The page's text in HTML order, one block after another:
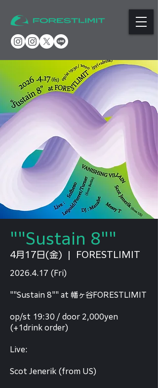
""Sustain 8""
4月17日(金) FORESTLIMIT
2026.4.17 (Fri)
""Sustain 8"" at 幡ヶ谷FORESTLIMIT
op/st 19:30 / door 2,000yen
(+1drink order)
Live:
Scot Jenerik (from US)